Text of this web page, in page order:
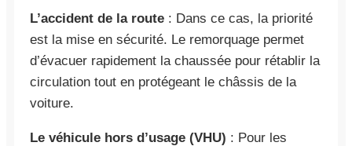
L’accident de la route : Dans ce cas, la priorité
est la mise en sécurité. Le remorquage permet
d’évacuer rapidement la chaussée pour rétablir la
circulation tout en protégeant le châssis de la
voiture.
Le véhicule hors d’usage (VHU) : Pour les